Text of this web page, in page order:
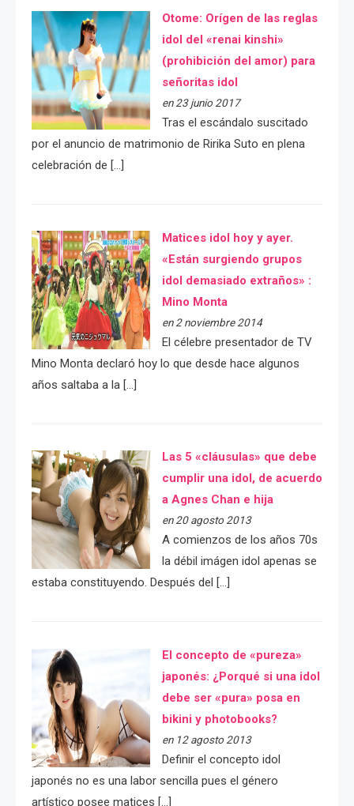
Otome: Orígen de las reglas
idol del «renai kinshi»
(prohibición del amor) para
señoritas idol
en 23 junio 2017
Tras el escándalo suscitado
por el anuncio de matrimonio de Ririka Suto en plena
celebración de […]
Matices idol hoy y ayer.
«Están surgiendo grupos
idol demasiado extraños» :
Mino Monta
en 2 noviembre 2014
El célebre presentador de TV
Mino Monta declaró hoy lo que desde hace algunos
años saltaba a la […]
Las 5 «cláusulas» que debe
cumplir una idol, de acuerdo
a Agnes Chan e hija
en 20 agosto 2013
A comienzos de los años 70s
la débil imágen idol apenas se
estaba constituyendo. Después del […]
El concepto de «pureza»
japonés: ¿Porqué si una idol
debe ser «pura» posa en
bikini y photobooks?
en 12 agosto 2013
Definir el concepto idol
japonés no es una labor sencilla pues el género
artístico posee matices […]